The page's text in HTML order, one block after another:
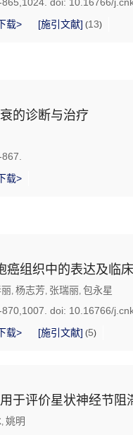
载> [施引文献] (13)
的诊断与治疗
载>
癌组织中的表达及临
, 杨志芳, 张瑞丽, 包永星
doi: 10.16766/
载> [施引文献] (5)
于评价星状神经节阻
, 姚明